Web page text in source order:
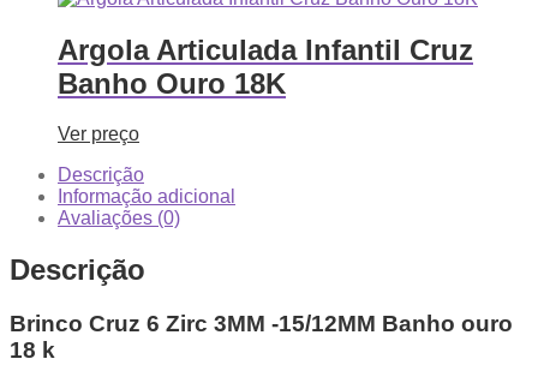
Argola Articulada Infantil Cruz
Banho Ouro 18K
Ver preço
Descrição
Informação adicional
Avaliações (0)
Descrição
Brinco Cruz 6 Zirc 3MM -15/12MM Banho ouro
18 k